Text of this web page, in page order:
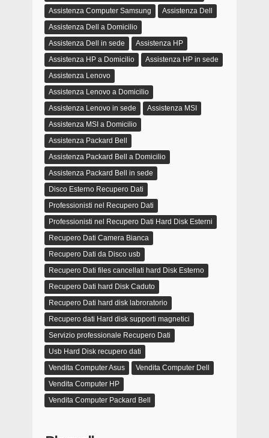
Assistenza Computer Samsung
Assistenza Dell
Assistenza Dell a Domicilio
Assistenza Dell in sede
Assistenza HP
Assistenza HP a Domicilio
Assistenza HP in sede
Assistenza Lenovo
Assistenza Lenovo a Domicilio
Assistenza Lenovo in sede
Assistenza MSI
Assistenza MSI a Domicilio
Assistenza Packard Bell
Assistenza Packard Bell a Domicilio
Assistenza Packard Bell in sede
Disco Esterno Recupero Dati
Professionisti nel Recupero Dati
Professionisti nel Recupero Dati Hard Disk Esterni
Recupero Dati Camera Bianca
Recupero Dati da Disco usb
Recupero Dati files cancellati hard Disk Esterno
Recupero Dati hard Disk Caduto
Recupero Dati hard disk labroratorio
Recupero dati Hard disk supporti magnetici
Servizio professionale Recupero Dati
Usb Hard Disk recupero dati
Vendita Computer Asus
Vendita Computer Dell
Vendita Computer HP
Vendita Computer Packard Bell